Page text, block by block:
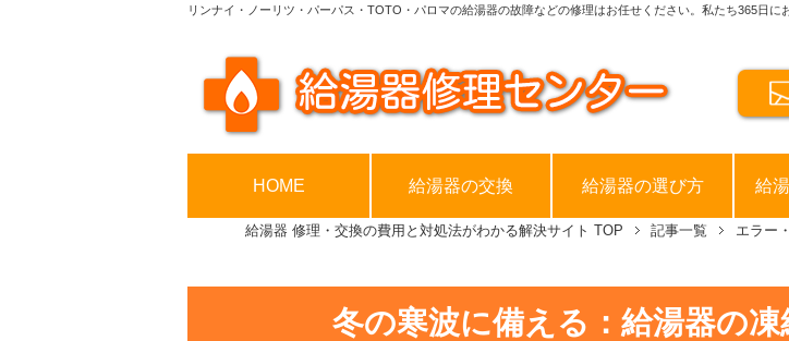
リンナイ・ノーリツ・パーパス・TOTO・パロマの給湯器の故障などの修理はお任せください。私たち365日に
HOME 給湯器の交換 給湯器の選び方 給
給湯器 修理・交換の費用と対処法がわかる解決サイト TOP 記事一覧 エラー
冬の寒波に備える：給湯器の